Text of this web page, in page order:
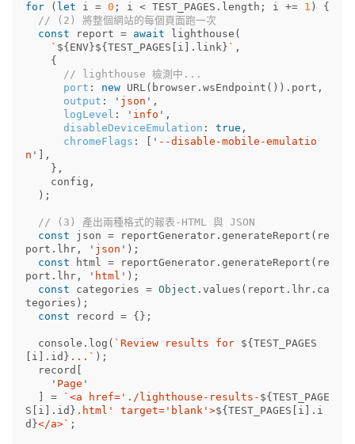
for ( let i = 0 ; i < TEST_PAGES . length ; i += 1 )
{
// (2) 將整個網站的每個頁面跑一次
const
report = await lighthouse (
` ${ ENV }${ TEST_PAGES i ]. link } ` ,
{
// lighthouse 檢測中...
port : new URL( browser . wsEndpoint ()). port ,
output : ' json ' ,
logLevel : ' info ' ,
disableDeviceEmulation : true ,
chromeFlags : ' --disable-mobile-emulatio
n '
],
},
config ,
);
// (3) 產出兩種格式的報表-HTML 與 JSON
const
json = reportGenerator . generateReport ( re
port . lhr , ' json ' );
const
html = reportGenerator . generateReport ( re
port . lhr , ' html ' );
const
categories = Object . values ( report . lhr . ca
tegories );
const
record = {};
console . log ( `Review results for ${ TEST_PAGES
i ]. id } ...` );
record
' Page '
= `<a href='./lighthouse-results- ${ TEST_PAGE
S
i ]. id } .html' target='blank'>${ TEST_PAGES i ]. i
d }</a>` ;